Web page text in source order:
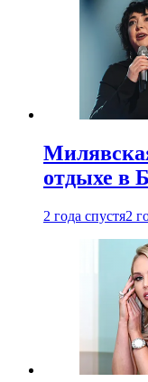
отдыхе в
2 года спустя2